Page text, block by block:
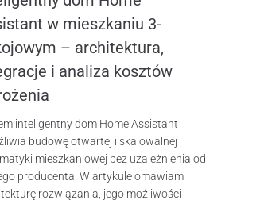
w mieszkaniu 3-
– architektura,
i analiza kosztów
inteligentny dom Home Assistant
budowę otwartej i skalowalnej
mieszkaniowej bez uzależnienia od
producenta. W artykule omawiam
rozwiązania, jego możliwości